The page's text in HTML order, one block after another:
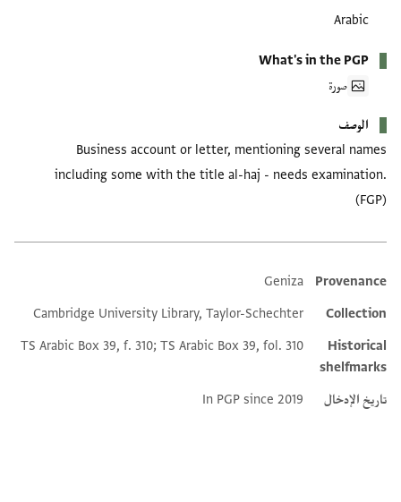
Arabic
What's in the PGP
صورة
الوصف
Business account or letter, mentioning several names
including some with the title al-haj - needs examination.
(FGP)
Additional metadata
Provenance
Geniza
Collection
Cambridge University Library, Taylor-Schechter
Historical
shelfmarks
TS Arabic Box 39, f. 310; TS Arabic Box 39, fol. 310
تاريخ الإدخال In PGP since 2019